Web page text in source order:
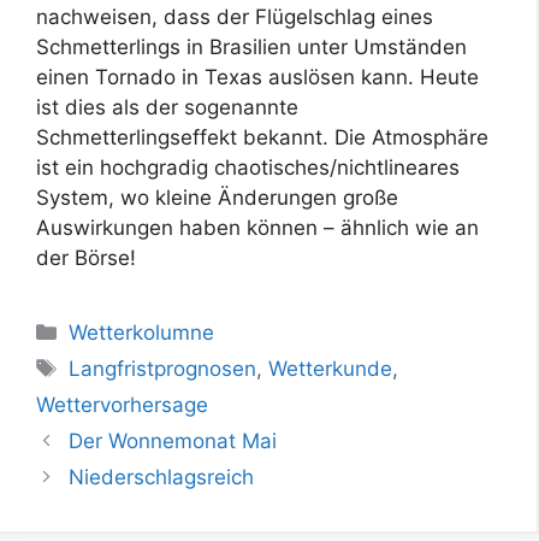
nachweisen, dass der Flügelschlag eines
Schmetterlings in Brasilien unter Umständen
einen Tornado in Texas auslösen kann. Heute
ist dies als der sogenannte
Schmetterlingseffekt bekannt. Die Atmosphäre
ist ein hochgradig chaotisches/nichtlineares
System, wo kleine Änderungen große
Auswirkungen haben können – ähnlich wie an
der Börse!
Kategorien
Wetterkolumne
Schlagwörter
Langfristprognosen,Wetterkunde,
Wettervorhersage
Der Wonnemonat Mai
Niederschlagsreich